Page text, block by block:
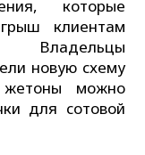
которые
клиентам
Владельцы
новую схему
можно
для сотовой